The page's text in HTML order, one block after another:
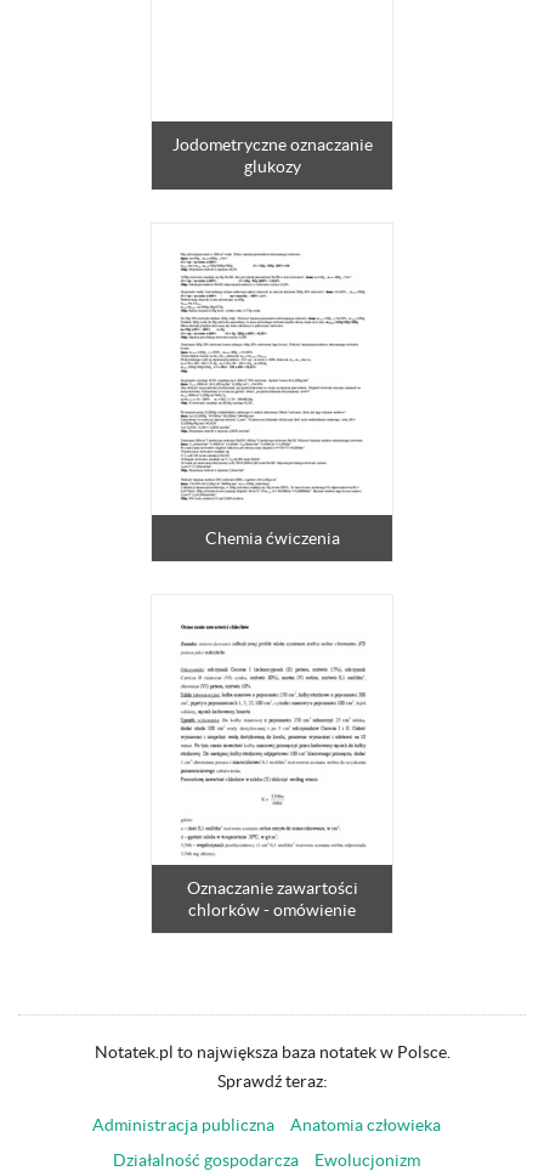
Jodometryczne oznaczanie
glukozy
Chemia ćwiczenia
Oznaczanie zawartości
chlorków - omówienie
Notatek.pl to największa baza notatek w Polsce.
Sprawdź teraz:
Administracja publiczna
Anatomia człowieka
Działalność gospodarcza
Ewolucjonizm